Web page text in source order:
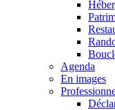
Agenda
En images